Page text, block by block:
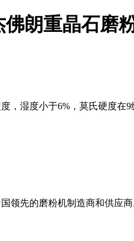
朗重晶石磨
湿度小于6%，莫氏硬度
领先的磨粉机制造商和供应